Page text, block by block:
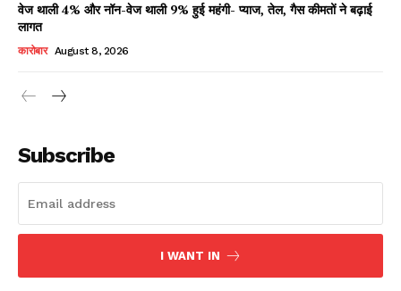
वेज थाली 4% और नॉन-वेज थाली 9% हुई महंगी- प्याज, तेल, गैस कीमतों ने बढ़ाई
लागत
कारोबार August 8, 2026
Subscribe
I WANT IN